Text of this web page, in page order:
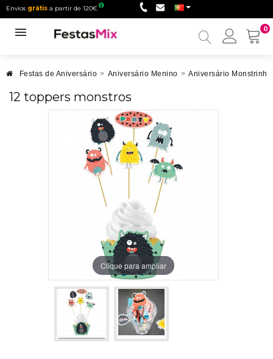
Envios grátis a partir de 120€
0
Minha
Festas de Aniversário > Aniversário Menino > Aniversário
12 toppers monstros
Clique para ampliar